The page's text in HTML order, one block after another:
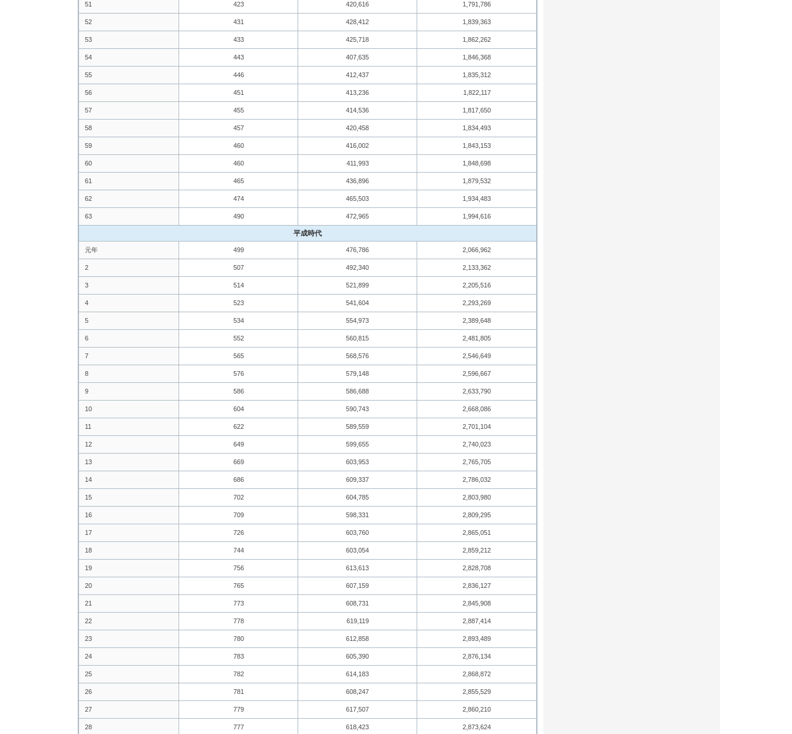
51 423 420,616 1,791,786
52 431 428,412 1,839,363
53 433 425,718 1,862,262
54 443 407,635 1,846,368
55 446 412,437 1,835,312
56 451 413,236 1,822,117
57 455 414,536 1,817,650
58 457 420,458 1,834,493
59 460 416,002 1,843,153
60 460 411,993 1,848,698
61 465 436,896 1,879,532
62 474 465,503 1,934,483
63 490 472,965 1,994,616
平成時代
元年 499 476,786 2,066,962
2 507 492,340 2,133,362
3 514 521,899 2,205,516
4 523 541,604 2,293,269
5 534 554,973 2,389,648
6 552 560,815 2,481,805
7 565 568,576 2,546,649
8 576 579,148 2,596,667
9 586 586,688 2,633,790
10 604 590,743 2,668,086
11 622 589,559 2,701,104
12 649 599,655 2,740,023
13 669 603,953 2,765,705
14 686 609,337 2,786,032
15 702 604,785 2,803,980
16 709 598,331 2,809,295
17 726 603,760 2,865,051
18 744 603,054 2,859,212
19 756 613,613 2,828,708
20 765 607,159 2,836,127
21 773 608,731 2,845,908
22 778 619,119 2,887,414
23 780 612,858 2,893,489
24 783 605,390 2,876,134
25 782 614,183 2,868,872
26 781 608,247 2,855,529
27 779 617,507 2,860,210
28 777 618,423 2,873,624